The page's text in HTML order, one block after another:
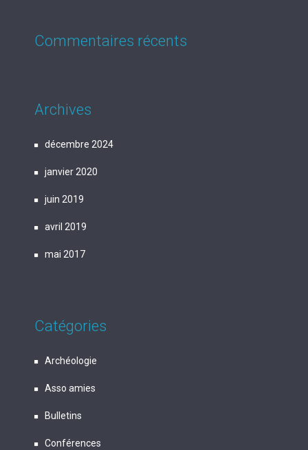
Commentaires récents
Archives
décembre 2024
janvier 2020
juin 2019
avril 2019
mai 2017
Catégories
Archéologie
Asso amies
Bulletins
Conférences